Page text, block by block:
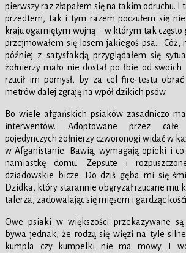
pierwszy raz złapałem się na takim odruchu.
przedtem, tak i tym razem poczułem się
kraju ogarniętym wojną – w którym tak
przejmowałem się losem jakiegoś psa… Cóż,
później z satysfakcją przyglądałem się
żołnierzy mało nie dostał po łbie od
rzucił im pomysł, by za cel fire-testu
metrów dalej zgraję na wpół dzikich psów.
Bo wiele afgańskich psiaków zasadniczo
interwentów. Adoptowane przez całe
pojedynczych żołnierzy czworonogi widać w
w Afganistanie. Bawią, wymagają opieki i co
namiastkę domu. Zepsute i
dziadowskie bicze. Do dziś gęba mi się
Dzidka, który starannie obgryzał rzucane mu
talerza, zadowalając się mięsem i gardząc
Owe psiaki w większości przekazywane
bywa jednak, że rodzą się więzi na tyle
kumpla czy kumpelki nie ma mowy. I